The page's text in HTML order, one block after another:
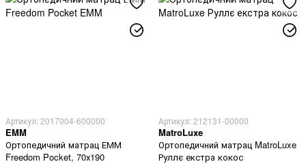
Артикул: 2017004-600000
EMM
Ортопедичний матрац ЕММ
Freedom Pocket, 70х190
Артикул: 212131-00000
MatroLuxe
Ортопедичний матрац MatroLuxe
Руллє екстра кокос